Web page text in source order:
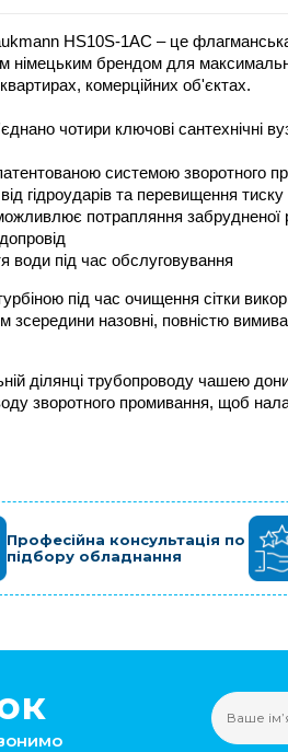
HS10S-1AC – це
німецьким брендом для
комерційних об'єктах.
чотири ключові сантехнічні
системою зворотного
гідроударів та перевищення тиску
потрапляння забрудненої
води під час обслуговування
під час очищення сітки
зсередини назовні, повністю
ділянці трубопроводу чашею
зворотного промивання, щоб
Професійна консультація по
підбору обладнання